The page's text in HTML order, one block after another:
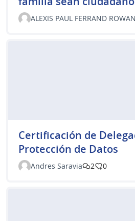
ALEXIS PAUL FERRAND ROWAN
Certificación de
Protección de Datos
Andres Saravia 2 0